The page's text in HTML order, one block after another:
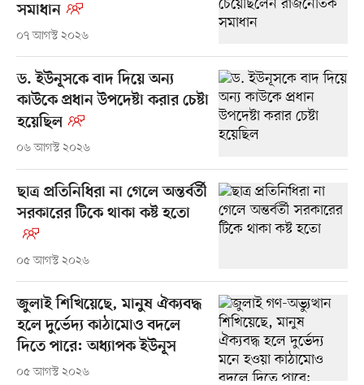
সমাধান
০৭ আগস্ট ২০২৬
ড. ইউনূসকে বাদ দিয়ে অন্য
কাউকে প্রধান উপদেষ্টা করার চেষ্টা
হয়েছিল
০৬ আগস্ট ২০২৬
ছাত্র প্রতিনিধিরা না গেলে অন্তর্বর্তী
সরকারের টিকে থাকা কষ্ট হতো
০৫ আগস্ট ২০২৬
জুলাই শিখিয়েছে, মানুষ ঐক্যবদ্ধ
হলে দুর্ভেদ্য কাঠামোও বদলে
দিতে পারে: অধ্যাপক ইউনূস
০৫ আগস্ট ২০২৬